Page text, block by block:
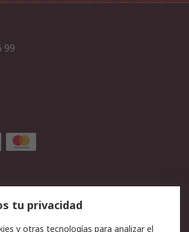
99
pedidos
Devoluciones
pago
tu privacidad
y otras tecnologías para analizar el